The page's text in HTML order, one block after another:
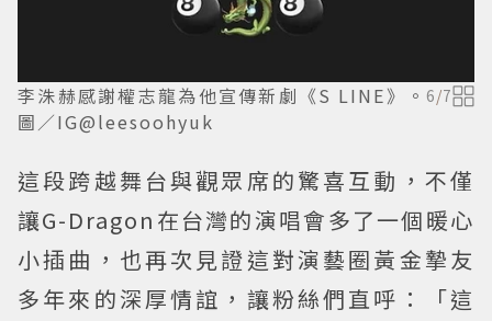
李洙赫感謝權志龍為他宣傳新劇《S LINE》。
圖／IG@leesoohyuk
6/7
這段跨越舞台與觀眾席的驚喜互動，不僅
讓G-Dragon在台灣的演唱會多了一個暖心
小插曲，也再次見證這對演藝圈黃金摯友
多年來的深厚情誼，讓粉絲們直呼：「這